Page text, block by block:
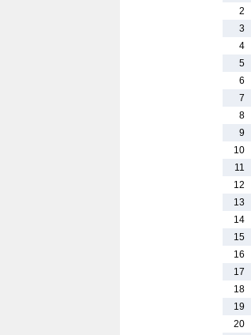
2
3
4
5
6
7
8
9
10
11
12
13
14
15
16
17
18
19
20